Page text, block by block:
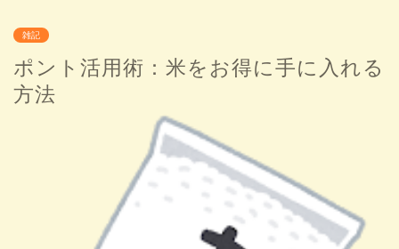
雑記
ポント活用術：米をお得に手に入れる
方法